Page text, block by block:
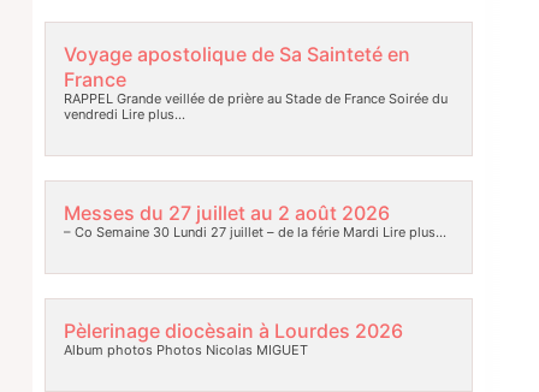
Voyage apostolique de Sa Sainteté en
France
RAPPEL Grande veillée de prière au Stade de France Soirée du
vendredi Lire plus…
Messes du 27 juillet au 2 août 2026
– Co Semaine 30 Lundi 27 juillet – de la férie Mardi Lire plus…
Pèlerinage diocèsain à Lourdes 2026
Album photos Photos Nicolas MIGUET